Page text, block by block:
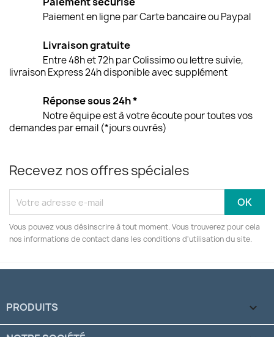
Paiement en ligne par Carte bancaire ou Paypal
Livraison gratuite
Entre 48h et 72h par Colissimo ou lettre suivie,
livraison Express 24h disponible avec supplément
Réponse sous 24h *
Notre équipe est à votre écoute pour toutes vos
demandes par email (*jours ouvrés)
Recevez nos offres spéciales
Vous pouvez vous désinscrire à tout moment. Vous trouverez pour cela
nos informations de contact dans les conditions d'utilisation du site.
PRODUITS 